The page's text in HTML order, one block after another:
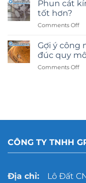
Phun cát
tốt hơn?
Comments Offon
cát
hay
dán
Gợi ý công
đúc quy
Comments Offon
rỉ
CÔNG TY TNHH
Địa chỉ:Lô Đất